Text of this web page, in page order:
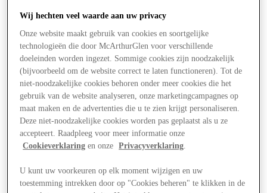
Wij hechten veel waarde aan uw privacy
Onze website maakt gebruik van cookies en soortgelijke
technologieën die door McArthurGlen voor verschillende
doeleinden worden ingezet. Sommige cookies zijn noodzakelijk
(bijvoorbeeld om de website correct te laten functioneren). Tot de
niet-noodzakelijke cookies behoren onder meer cookies die het
gebruik van de website analyseren, onze marketingcampagnes op
maat maken en de advertenties die u te zien krijgt personaliseren.
Deze niet-noodzakelijke cookies worden pas geplaatst als u ze
accepteert. Raadpleeg voor meer informatie onze
Cookieverklaring en onze Privacyverklaring.
U kunt uw voorkeuren op elk moment wijzigen en uw
toestemming intrekken door op "Cookies beheren" te klikken in de